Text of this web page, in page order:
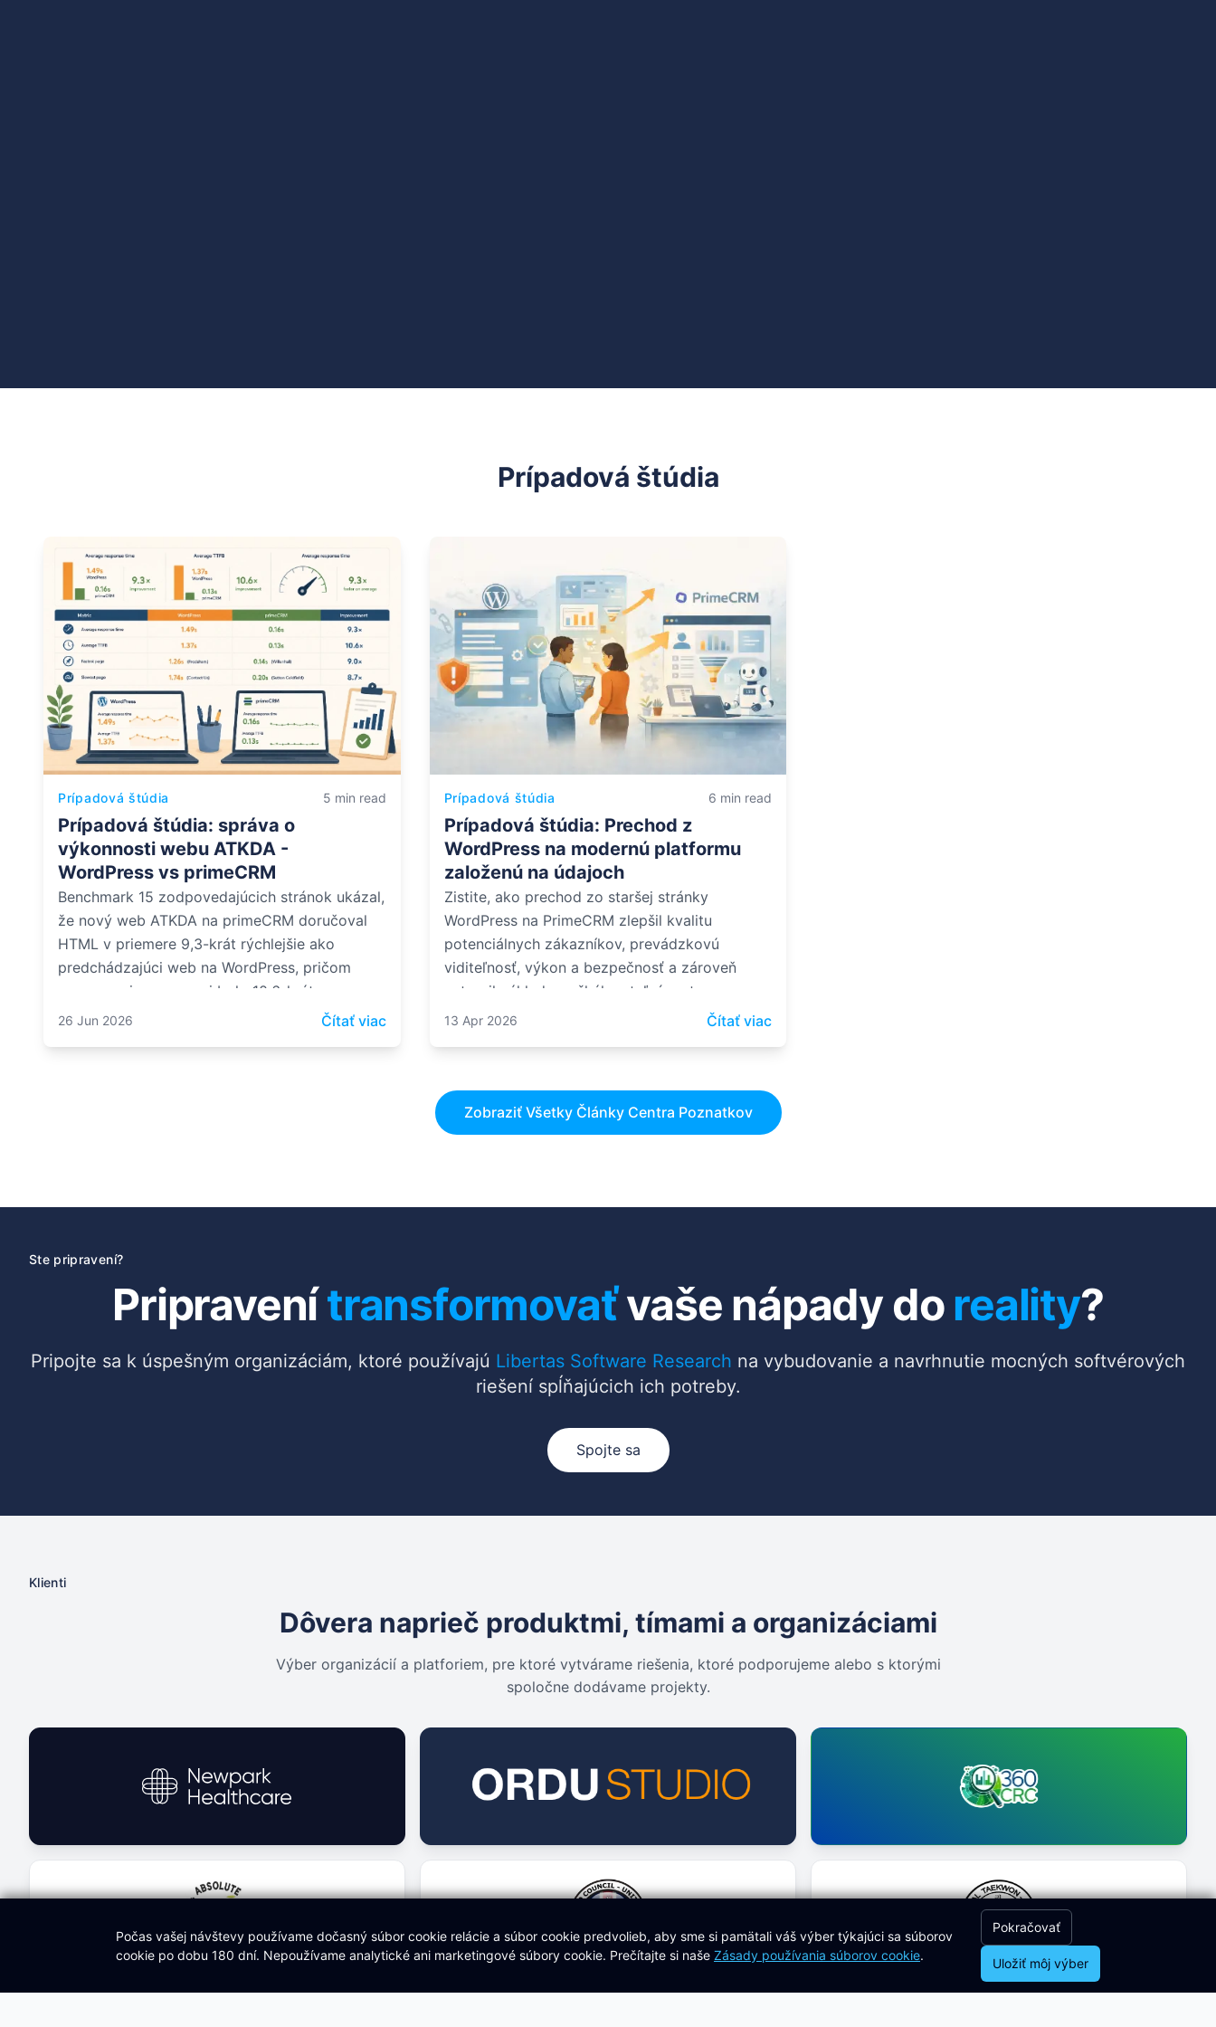
Prípadová štúdia
Prípadová štúdia 5 min read
Prípadová štúdia: správa o
výkonnosti webu ATKDA -
WordPress vs primeCRM
Benchmark 15 zodpovedajúcich stránok ukázal,
že nový web ATKDA na primeCRM doručoval
HTML v priemere 9,3-krát rýchlejšie ako
predchádzajúci web na WordPress, pričom
spracovanie na serveri bolo 10,6-krát
rýchlejšie.
26 Jun 2026 Čítať viac: Prípadová štúdia: správa o výkonnosti webu ATKDA - WordPress vs primeCRM
Prípadová štúdia 6 min read
Prípadová štúdia: Prechod z
WordPress na modernú platformu
založenú na údajoch
Zistite, ako prechod zo staršej stránky
WordPress na PrimeCRM zlepšil kvalitu
potenciálnych zákazníkov, prevádzkovú
viditeľnosť, výkon a bezpečnosť a zároveň
vytvoril základ pre škálovateľný rast.
13 Apr 2026 Čítať viac: Prípadová štúdia: Prechod z WordPress na modernú
Zobraziť Všetky Články Centra Poznatkov
Ste pripravení?
Pripravenítransformovaťvaše nápady do reality?
Pripojte sa k úspešným organizáciám, ktoré používajú Libertas Software Research na vybudovanie a navrhnutie mocných softvérových
riešení spĺňajúcich ich potreby.
Spojte sa
Klienti
Dôvera naprieč produktmi, tímami a organizáciami
Výber organizácií a platforiem, pre ktoré vytvárame riešenia, ktoré podporujeme alebo s ktorými
spoločne dodávame projekty.
Počas vašej návštevy používame dočasný súbor cookie relácie a súbor cookie predvolieb, aby sme si pamätali váš výber týkajúci sa súborov
cookie po dobu 180 dní. Nepoužívame analytické ani marketingové súbory cookie. Prečítajte si naše Zásady používania súborov cookie.
Pokračovať
Uložiť môj výber